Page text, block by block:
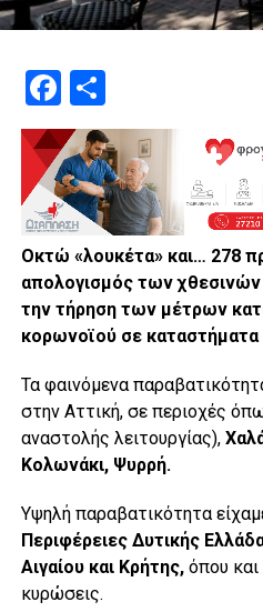
Facebook
Οκτώ «λουκέτα» και… 278
απολογισμός των
την τήρηση των μέτρων
κορωνοϊού σε καταστήματα
Τα φαινόμενα
στην Αττική, σε περιοχές
αναστολής λειτουργίας),
Κολωνάκι, Ψυρρή.
Υψηλή παραβατικότητα
Περιφέρειες Δυτικής
Αιγαίου και Κρήτης,όπου και
κυρώσεις.